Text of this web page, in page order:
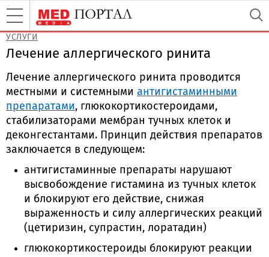
УСЛУГИ
Лечение аллергического ринита
Лечение аллергического ринита проводится
местными и системными антигистаминными
препаратами, глюкокортикостероидами,
стабилизаторами мембран тучных клеток и
деконгестантами. Принцип действия препаратов
заключается в следующем:
антигистаминные препараты нарушают
высвобождение гистамина из тучных клеток
и блокируют его действие, снижая
выраженность и силу аллергических реакций
(цетиризин, супрастин, лоратадин)
глюкокортикостероиды блокируют реакции